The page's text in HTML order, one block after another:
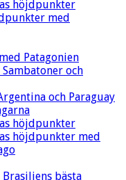
höjdpunkter
med
Patagonien
och
och Paraguay
höjdpunkter
höjdpunkter med
bästa